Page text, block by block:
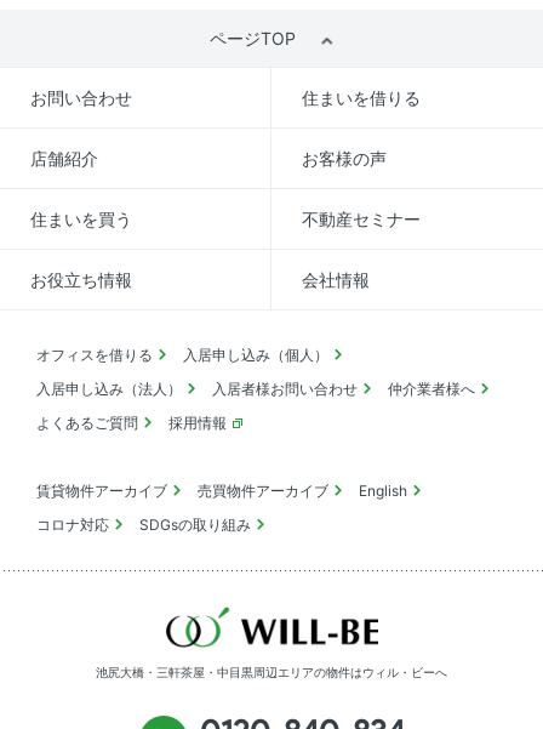
ページTOP
お問い合わせ 住まいを借りる
店舗紹介 お客様の声
住まいを買う 不動産セミナー
お役立ち情報 会社情報
オフィスを借りる
入居申し込み（個人）
入居申し込み（法人）
入居者様お問い合わせ
仲介業者様へ
よくあるご質問
採用情報
賃貸物件アーカイブ 売買物件アーカイブ
English
コロナ対応
SDGsの取り組み
池尻大橋・三軒茶屋・中目黒周辺エリアの物件はウィル・ビーへ